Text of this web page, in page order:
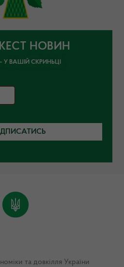
НОВИН
У ВАШІЙ СКРИНЬЦІ
та довкілля України